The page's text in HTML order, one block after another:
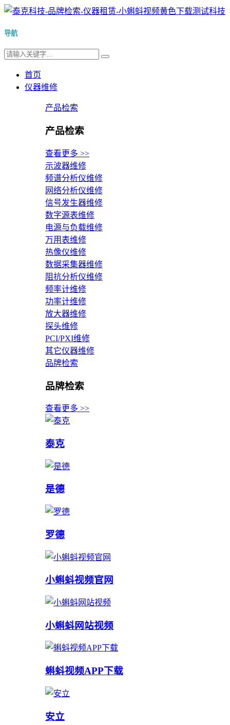
导航
首页
仪器维修
产品检索
产品检索
查看更多 >>
示波器维修
频谱分析仪维修
网络分析仪维修
信号发生器维修
数字源表维修
电源与负载维修
万用表维修
热像仪维修
数据采集器维修
阻抗分析仪维修
频率计维修
功率计维修
放大器维修
探头维修
PCI/PXI维修
其它仪器维修
品牌检索
品牌检索
查看更多 >>
泰克
是德
罗德
小蝌蚪视频官网
小蝌蚪网站视频
蝌蚪视频APP下载
安立